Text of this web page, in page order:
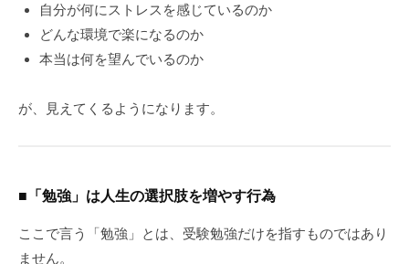
自分が何にストレスを感じているのか
どんな環境で楽になるのか
本当は何を望んでいるのか
が、見えてくるようになります。
■「勉強」は人生の選択肢を増やす行為
ここで言う「勉強」とは、受験勉強だけを指すものではあり
ません。